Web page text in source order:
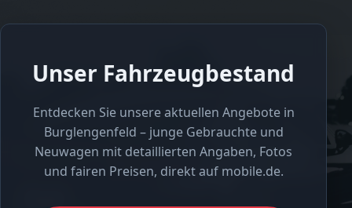
Unser Fahrzeugbestand
Entdecken Sie unsere aktuellen Angebote in
Burglengenfeld – junge Gebrauchte und
Neuwagen mit detaillierten Angaben, Fotos
und fairen Preisen, direkt auf mobile.de.